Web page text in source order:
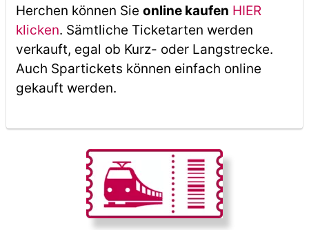
Herchen können Sie online kaufen HIER
klicken. Sämtliche Ticketarten werden
verkauft, egal ob Kurz- oder Langstrecke.
Auch Spartickets können einfach online
gekauft werden.